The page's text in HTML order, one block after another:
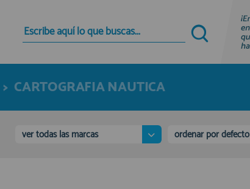
Quiero registrarme
Nuevo cliente
Al crear una cuenta en francobordo.com podrás
tienda virtual, revisar el estado de tus pedidos y
consultar tus operaciones anteriores.
> CARTOGRAFIA NAUTICA
ver todas las marcas ordenar por defecto